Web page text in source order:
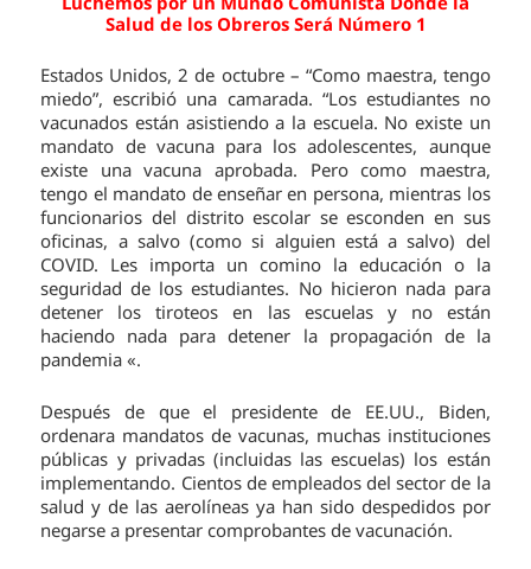
Salud de los Obreros Será Número 1
Estados Unidos, 2 de octubre – “Como maestra, tengo
miedo”, escribió una camarada. “Los estudiantes no
vacunados están asistiendo a la escuela. No existe un
mandato de vacuna para los adolescentes, aunque
existe una vacuna aprobada. Pero como maestra,
tengo el mandato de enseñar en persona, mientras los
funcionarios del distrito escolar se esconden en sus
oficinas, a salvo (como si alguien está a salvo) del
COVID. Les importa un comino la educación o la
seguridad de los estudiantes. No hicieron nada para
detener los tiroteos en las escuelas y no están
haciendo nada para detener la propagación de la
pandemia «.
Después de que el presidente de EE.UU., Biden,
ordenara mandatos de vacunas, muchas instituciones
públicas y privadas (incluidas las escuelas) los están
implementando. Cientos de empleados del sector de la
salud y de las aerolíneas ya han sido despedidos por
negarse a presentar comprobantes de vacunación.